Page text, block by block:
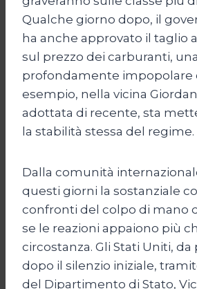
Qualche giorno dopo, il
ha anche approvato il taglio
sul prezzo dei carburanti,
profondamente impopolare
esempio, nella vicina
adottata di recente, sta
la stabilità stessa del regime.
Dalla comunità
questi giorni la sostanziale
confronti del colpo di mano
se le reazioni appaiono più
circostanza. Gli Stati Uniti, da
dopo il silenzio iniziale,
del Dipartimento di Stato,